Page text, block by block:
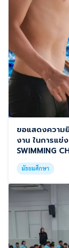
ขอแสดงควา
งาน ในการแข่
SWIMMING
มัธยมศึกษา